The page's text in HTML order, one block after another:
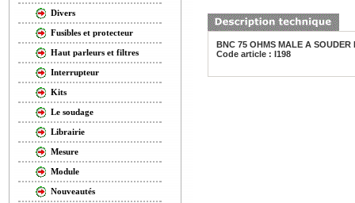
Divers
Fusibles et protecteur
Haut parleurs et filtres
Interrupteur
Kits
Le soudage
Librairie
Mesure
Module
Nouveautés
BNC 75 OHMS MALE A SOUDER
Code article : I198